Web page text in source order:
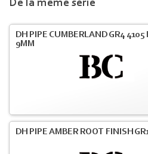
De la même série
DH PIPE CUMBERLAND GR4 4105
9MM
DH PIPE AMBER ROOT FINISH